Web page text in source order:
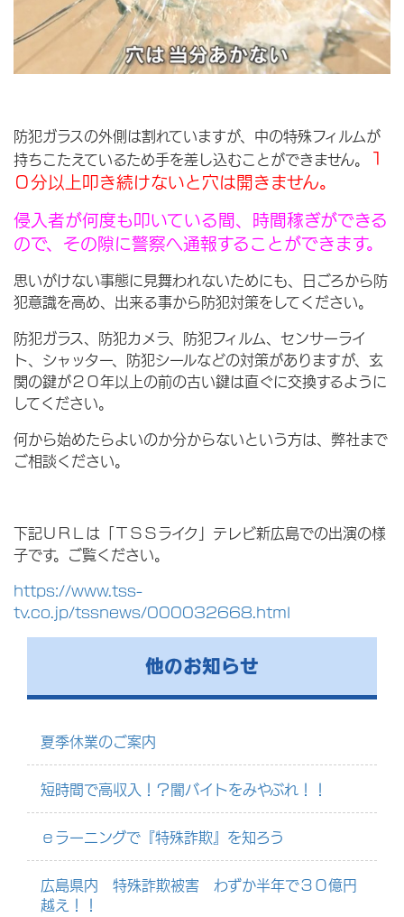
防犯ガラスの外側は割れていますが、中の特殊フィルムが
持ちこたえているため手を差し込むことができません。 １
０分以上叩き続けないと穴は開きません。
侵入者が何度も叩いている間、時間稼ぎができる
ので、その隙に警察へ通報することができます。
思いがけない事態に見舞われないためにも、日ごろから防
犯意識を高め、出来る事から防犯対策をしてください。
防犯ガラス、防犯カメラ、防犯フィルム、センサーライ
ト、シャッター、防犯シールなどの対策がありますが、玄
関の鍵が２０年以上の前の古い鍵は直ぐに交換するように
してください。
何から始めたらよいのか分からないという方は、弊社まで
ご相談ください。
下記ＵＲＬは「ＴＳＳライク」テレビ新広島での出演の様
子です。ご覧ください。
https://www.tss-
tv.co.jp/tssnews/000032668.html
他のお知らせ
夏季休業のご案内
短時間で高収入！？闇バイトをみやぶれ！！
ｅラーニングで『特殊詐欺』を知ろう
広島県内 特殊詐欺被害 わずか半年で３０億円
越え！！